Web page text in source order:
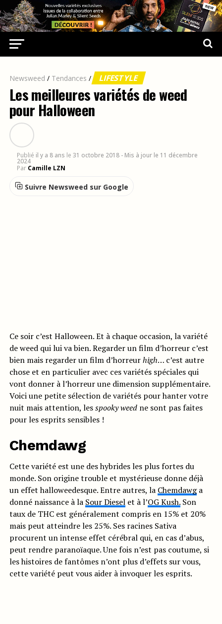
Newsweed / Tendances / LIFESTYLE
Les meilleures variétés de weed
pour Halloween
Publié il y a 8 ans le 31 octobre 2018 - Mis à jour le 11 décembre
2024
Par Camille LZN
Suivre Newsweed sur Google
Ce soir c’est Halloween. Et à chaque occasion, la variété
de weed qui lui va bien. Regarder un film d’horreur c’est
bien mais regarder un film d’horreurhigh… c’est autre
chose et en particulier avec ces variétés spéciales qui
vont donner à l’horreur une dimension supplémentaire.
Voici une petite sélection de variétés pour hanter votre
nuit mais attention, lesspooky weedne sont pas faites
pour les esprits sensibles !
Chemdawg
Cette variété est une des hybrides les plus fortes du
monde. Son origine trouble et mystérieuse donne déjà
un effet halloweedesque. Entre autres, la Chemdawga
donné naissance à la Sour Dieselet à l’OG Kush.Son
taux de THC est généralement compris en 15% et 20%
mais peut atteindre les 25%. Ses racines Sativa
procurent un intense effet cérébral qui, en cas d’abus,
peut rendre paranoïaque. Une fois n’est pas coutume, si
les histoires de fantômes n’ont plus d’effets sur vous,
cette variété peut vous aider à invoquer les esprits.